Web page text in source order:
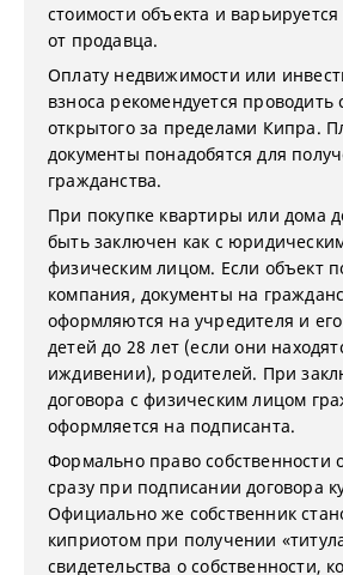
стоимости объекта и
от продавца.
Оплату недвижимости или
взноса рекомендуется проводить
открытого за пределами Кипра.
документы понадобятся для
гражданства.
При покупке квартиры или дома
быть заключен как с
физическим лицом. Если объект
компания, документы на
оформляются на учредителя и
детей до 28 лет (если они
иждивении), родителей. При
договора с физическим лицом
оформляется на подписанта.
Формально право собственности
сразу при подписании договора
Официально же собственник
киприотом при получении
свидетельства о собственности,